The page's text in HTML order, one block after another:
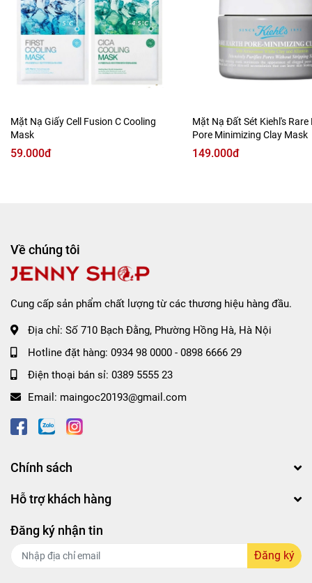
tình trạng mất nước trong lúc ngủ. Sau khi ngủ dậy, chỉ cần
lột nhẹ nhàng, làn da căng mướt như vừa chăm sóc tại
spa.
Kết cấu lỏng nhẹ, trong suốt của mặt nạ ngủ khi đắp lên
trình lột đi lớp màng cũng nhẹ nhàng, không tạo tác động
mạnh lên bề mặt da.
Mặt Nạ Giấy Cell Fusion C Cooling
Mask
59.000đ
Mặt Nạ Đất Sét Kiehl's Rare
Pore Minimizing Clay Mask
149.000đ
Về chúng tôi
Cung cấp sản phẩm chất lượng từ các thương hiệu hàng đầu.
Địa chỉ: Số 710 Bạch Đằng, Phường Hồng Hà, Hà Nội
Hotline đặt hàng: 0934 98 0000 - 0898 6666 29
Điện thoại bán sỉ: 0389 5555 23
Email: maingoc20193@gmail.com
Chính sách
Hỗ trợ khách hàng
Đăng ký nhận tin
Đăng ký